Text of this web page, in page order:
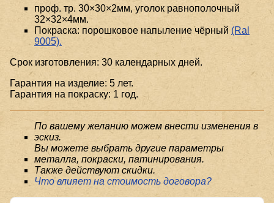
проф. тр. 30×30×2мм, уголок равнополочный
32×32×4мм.
Покраска: порошковое напыление чёрный (Ral
9005).
Срок изготовления: 30 календарных дней.
Гарантия на изделие: 5 лет.
Гарантия на покраску: 1 год.
По вашему желанию можем внести изменения в
эскиз.
Вы можете выбрать другие параметры
металла, покраски, патинирования.
Также действуют скидки.
Что влияет на стоимость договора?